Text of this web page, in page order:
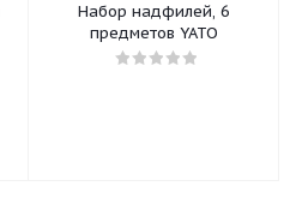
Набор надфилей, 6
предметов YATO